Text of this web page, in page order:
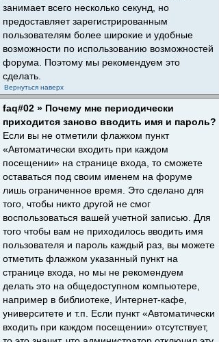
занимает всего несколько секунд, но
предоставляет зарегистрированным
пользователям более широкие и удобные
возможности по использованию возможностей
форума. Поэтому мы рекомендуем это
сделать.
Вернуться наверх
faq#02 » Почему мне периодически
приходится заново вводить имя и пароль?
Если вы не отметили флажком пункт
«Автоматически входить при каждом
посещении» на странице входа, то сможете
оставаться под своим именем на форуме
лишь ограниченное время. Это сделано для
того, чтобы никто другой не смог
воспользоваться вашей учетной записью. Для
того чтобы вам не приходилось вводить имя
пользователя и пароль каждый раз, вы можете
отметить флажком указанный пункт на
странице входа, но мы не рекомендуем
делать это на общедоступном компьютере,
например в библиотеке, Интернет-кафе,
университете и т.п. Если пункт «Автоматически
входить при каждом посещении» отсутствует,